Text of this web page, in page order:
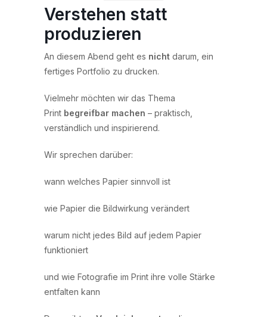
Verstehen statt
produzieren
An diesem Abend geht es nicht darum, ein
fertiges Portfolio zu drucken.
Vielmehr möchten wir das Thema
Print begreifbar machen – praktisch,
verständlich und inspirierend.
Wir sprechen darüber:
wann welches Papier sinnvoll ist
wie Papier die Bildwirkung verändert
warum nicht jedes Bild auf jedem Papier
funktioniert
und wie Fotografie im Print ihre volle Stärke
entfalten kann